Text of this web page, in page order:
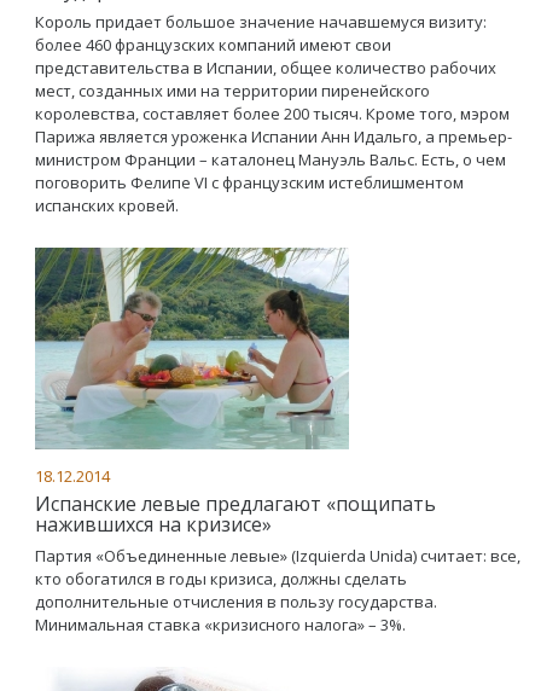
Король придает большое значение начавшемуся визиту:
более 460 французских компаний имеют свои
представительства в Испании, общее количество рабочих
мест, созданных ими на территории пиренейского
королевства, составляет более 200 тысяч. Кроме того, мэром
Парижа является уроженка Испании Анн Идальго, а премьер-
министром Франции – каталонец Мануэль Вальс. Есть, о чем
поговорить Фелипе VI с французским истеблишментом
испанских кровей.
18.12.2014
Испанские левые предлагают «пощипать
нажившихся на кризисе»
Партия «Объединенные левые» (Izquierda Unida) считает: все,
кто обогатился в годы кризиса, должны сделать
дополнительные отчисления в пользу государства.
Минимальная ставка «кризисного налога» – 3%.